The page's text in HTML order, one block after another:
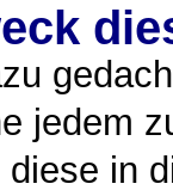
jedem
in